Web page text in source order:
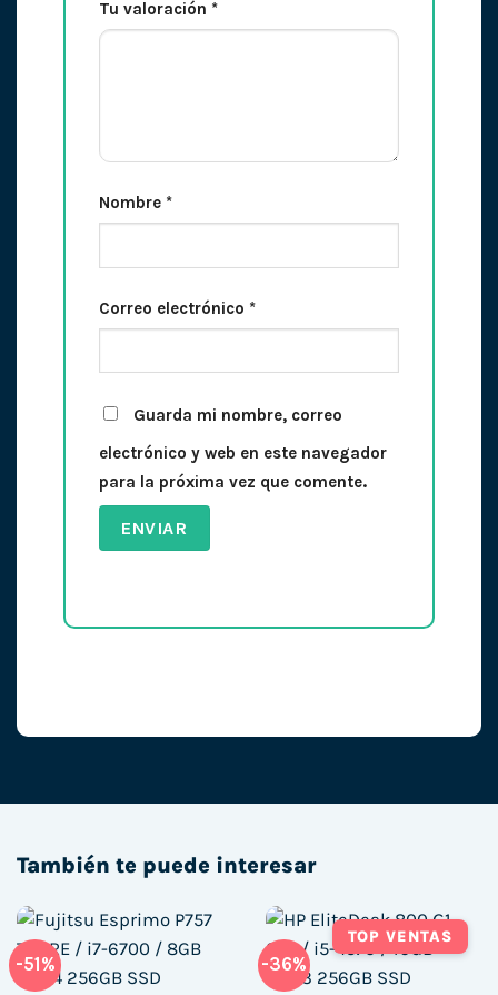
Tu valoración *
Nombre *
Correo electrónico *
Guarda mi nombre, correo
electrónico y web en este navegador
para la próxima vez que comente.
También te puede interesar
-51% -36%
TOP VENTAS